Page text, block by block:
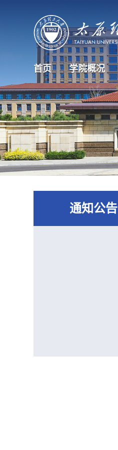
首页 学院概况
通知公告